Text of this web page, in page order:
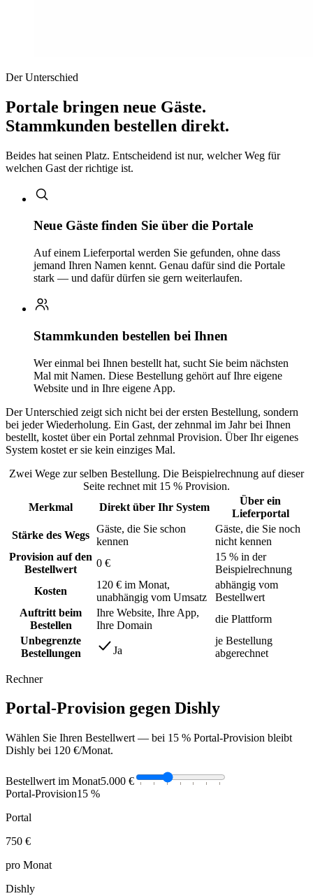
Der Unterschied
Portale bringen neue Gäste.
Stammkunden bestellen direkt.
Beides hat seinen Platz. Entscheidend ist nur, welcher Weg für
welchen Gast der richtige ist.
Neue Gäste finden Sie über die Portale
Auf einem Lieferportal werden Sie gefunden, ohne dass
jemand Ihren Namen kennt. Genau dafür sind die Portale
stark — und dafür dürfen sie gern weiterlaufen.
Stammkunden bestellen bei Ihnen
Wer einmal bei Ihnen bestellt hat, sucht Sie beim nächsten
Mal mit Namen. Diese Bestellung gehört auf Ihre eigene
Website und in Ihre eigene App.
Der Unterschied zeigt sich nicht bei der ersten Bestellung, sondern
bei jeder Wiederholung. Ein Gast, der zehnmal im Jahr bei Ihnen
bestellt, kostet über ein Portal zehnmal Provision. Über Ihr eigenes
System kostet er sie kein einziges Mal.
Zwei Wege zur selben Bestellung. Die Beispielrechnung auf dieser
Seite rechnet mit 15 % Provision.
Merkmal
Direkt über Ihr System
Über ein
Lieferportal
Stärke des Wegs
Gäste, die Sie schon
kennen
Gäste, die Sie noch
nicht kennen
Provision auf den
Bestellwert
0 €
15 % in der
Beispielrechnung
Kosten
120 € im Monat,
unabhängig vom Umsatz
abhängig vom
Bestellwert
Auftritt beim
Bestellen
Ihre Website, Ihre App,
Ihre Domain
die Plattform
Unbegrenzte
Bestellungen
Ja
je Bestellung
abgerechnet
Rechner
Portal-Provision gegen Dishly
Wählen Sie Ihren Bestellwert — bei 15 % Portal-Provision bleibt
Dishly bei 120 €/Monat.
Bestellwert im Monat5.000 €
Portal-Provision15 %
Portal
750 €
pro Monat
Dishly